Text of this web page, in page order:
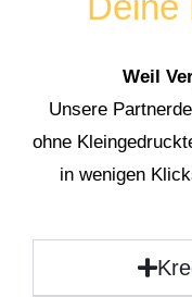
Weil
Unsere
ohne
in wenigen